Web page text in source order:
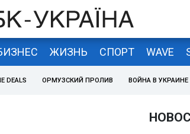
ЖИЗНЬ СПОРТ WAVE
DEALS ОРМУЗСКИЙ ПРОЛИВ ВОЙНА В УКРАИНЕ